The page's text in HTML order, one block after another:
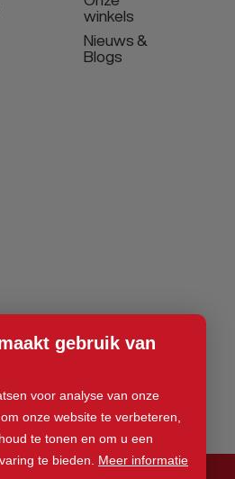
gebruik van
voor analyse van onze
onze website te verbeteren,
te tonen en om u een
te bieden. Meer informatie
winkels
Nieuws &
Blogs